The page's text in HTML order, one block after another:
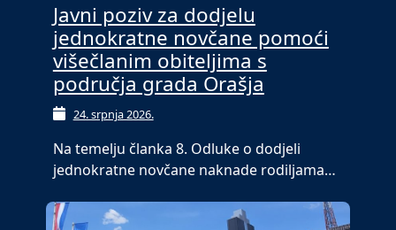
Javni poziv za dodjelu
jednokratne novčane pomoći
višečlanim obiteljima s
područja grada Orašja
24. srpnja 2026.
Na temelju članka 8. Odluke o dodjeli
jednokratne novčane naknade rodiljama…